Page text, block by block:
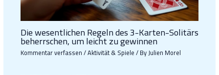
Die wesentlichen Regeln des 3-Karten-Solitärs
beherrschen, um leicht zu gewinnen
Kommentar verfassen/Aktivität & Spiele/ ByJulien Morel